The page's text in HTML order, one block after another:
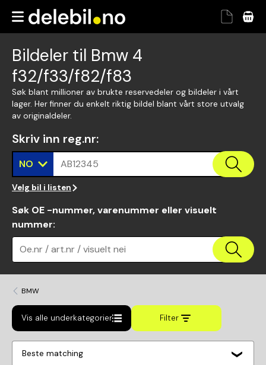
Bildeler til Bmw 4
f32/f33/f82/f83
Søk blant millioner av brukte reservedeler og bildeler i vårt
lager. Her finner du enkelt riktig bildel blant vårt store utvalg
av originaldeler.
Skriv inn reg.nr:
NO AB12345
Velg bil i listen
Søk OE -nummer, varenummer eller visuelt
nummer:
Oe.nr / art.nr / visuelt nei
BMW
Vis alle underkategorier Filter
Beste matching